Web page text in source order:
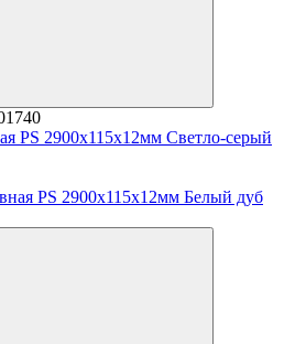
PS 2900х115х12мм Светло-серый